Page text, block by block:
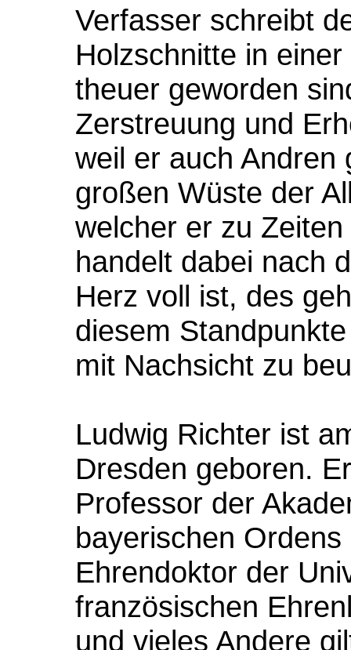
Verfasser schreibt
Holzschnitte in
theuer geworden
Zerstreuung und
weil er auch Andren
großen Wüste der
welcher er zu
handelt dabei nach
Herz voll ist, des
diesem
mit Nachsicht zu
Ludwig Richter ist
Dresden geboren.
Professor der
bayerischen
Ehrendoktor der
französischen
und vieles Andere